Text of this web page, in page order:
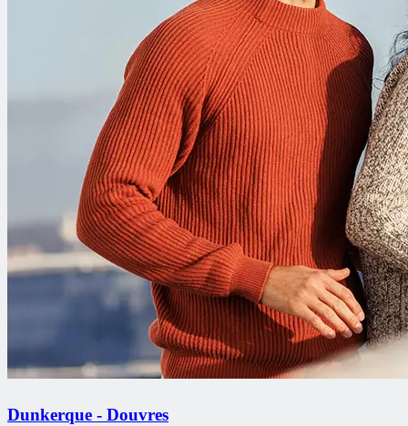
Dunkerque - Douvres